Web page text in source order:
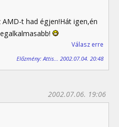
t had égjen!Hát igen,én
Válasz erre
Előzmény: Attis... 2002.07.04. 20:48
2002.07.06. 19:06